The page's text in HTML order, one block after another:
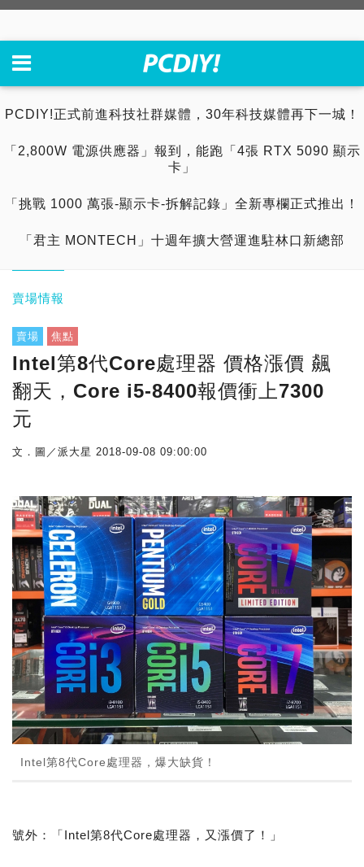
PCDIY!正式前進科技社群媒體，30年科技媒體再下一城！
「2,800W 電源供應器」報到，能跑「4張 RTX 5090 顯示
卡」
「挑戰 1000 萬張-顯示卡-拆解記錄」全新專欄正式推出！
「君主 MONTECH」十週年擴大營運進駐林口新總部
賣場情報
賣場 焦點
Intel第8代Core處理器 價格漲價 飆
翻天，Core i5-8400報價衝上7300
元
文．圖／派大星 2018-09-08 09:00:00
Intel第8代Core處理器，爆大缺貨！
號外：「Intel第8代Core處理器，又漲價了！」